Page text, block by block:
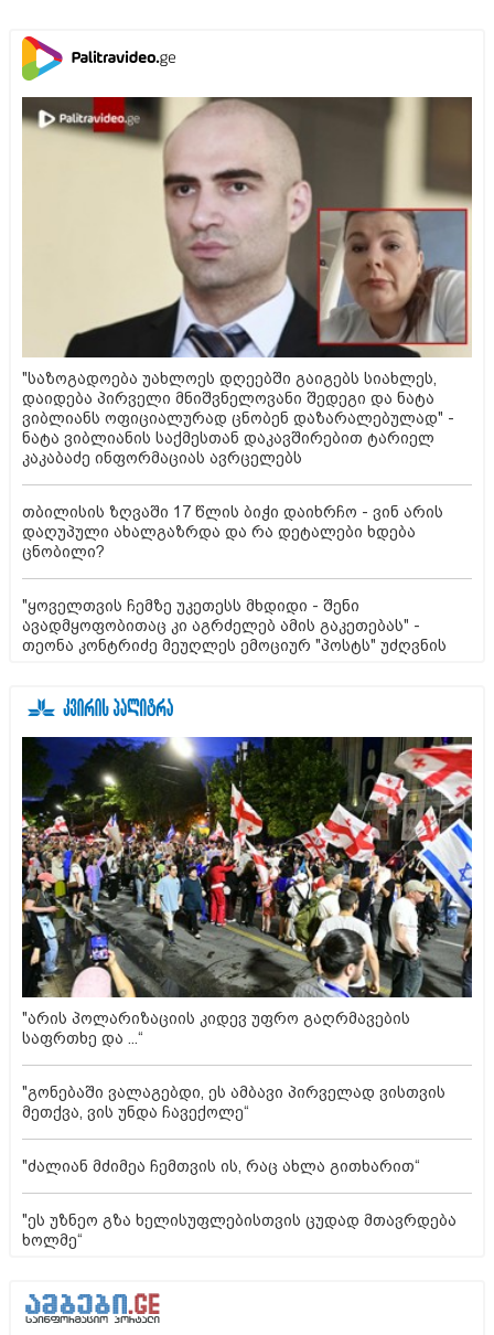
"საზოგადოება უახლოეს დღეებში გაიგებს სიახლეს,
დაიდება პირველი მნიშვნელოვანი შედეგი და ნატა
ვიბლიანს ოფიციალურად ცნობენ დაზარალებულად" -
ნატა ვიბლიანის საქმესთან დაკავშირებით ტარიელ
კაკაბაძე ინფორმაციას ავრცელებს
თბილისის ზღვაში 17 წლის ბიჭი დაიხრჩო - ვინ არის
დაღუპული ახალგაზრდა და რა დეტალები ხდება
ცნობილი?
"ყოველთვის ჩემზე უკეთესს მხდიდი - შენი
ავადმყოფობითაც კი აგრძელებ ამის გაკეთებას" -
თეონა კონტრიძე მეუღლეს ემოციურ "პოსტს" უძღვნის
"არის პოლარიზაციის კიდევ უფრო გაღრმავების
საფრთხე და ...“
"გონებაში ვალაგებდი, ეს ამბავი პირველად ვისთვის
მეთქვა, ვის უნდა ჩავექოლე“
"ძალიან მძიმეა ჩემთვის ის, რაც ახლა გითხარით“
"ეს უზნეო გზა ხელისუფლებისთვის ცუდად მთავრდება
ხოლმე“